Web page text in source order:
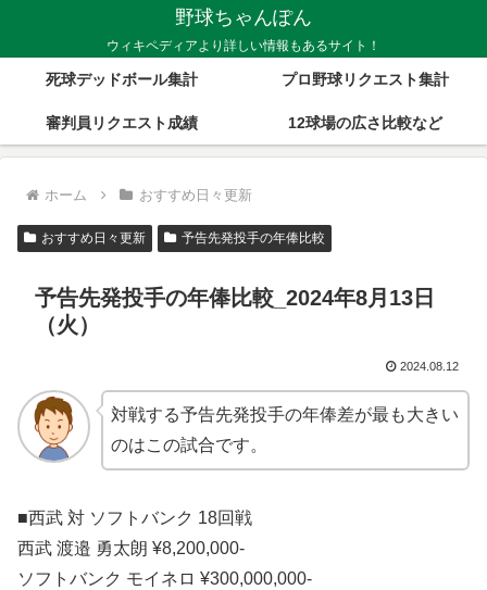
野球ちゃんぽん
ウィキペディアより詳しい情報もあるサイト！
死球デッドボール集計 プロ野球リクエスト集計
審判員リクエスト成績 12球場の広さ比較など
ホーム おすすめ日々更新
おすすめ日々更新 予告先発投手の年俸比較
予告先発投手の年俸比較_2024年8月13日
（火）
2024.08.12
対戦する予告先発投手の年俸差が最も大きい
のはこの試合です。
■西武 対 ソフトバンク 18回戦
西武 渡邉 勇太朗 ¥8,200,000-
ソフトバンク モイネロ ¥300,000,000-